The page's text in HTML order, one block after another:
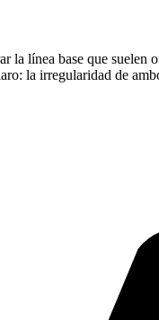
la línea base que
la irregularidad de